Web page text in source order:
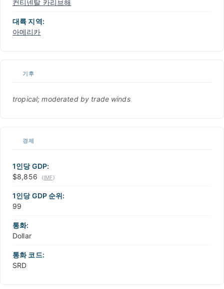
컨티넨탈 카리브해
대륙 지역:
아메리카
기후
tropical; moderated by trade winds
경제
1인당 GDP:
$8,856
(IMF)
1인당 GDP 순위:
99
통화:
Dollar
통화 코드:
SRD